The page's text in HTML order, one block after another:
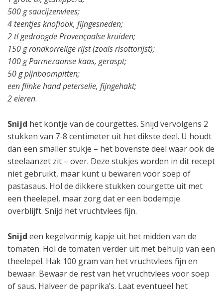
500 g saucijzenvlees;
4 teentjes knoflook, fijngesneden;
2 tl gedroogde Provençaalse kruiden;
150 g rondkorrelige rijst (zoals risottorijst);
100 g Parmezaanse kaas, geraspt;
50 g pijnboompitten;
een flinke hand peterselie, fijngehakt;
2 eieren.
Snijd het kontje van de courgettes. Snijd vervolgens 2
stukken van 7-8 centimeter uit het dikste deel. U houdt
dan een smaller stukje – het bovenste deel waar ook de
steelaanzet zit – over. Deze stukjes worden in dit recept
niet gebruikt, maar kunt u bewaren voor soep of
pastasaus. Hol de dikkere stukken courgette uit met
een theelepel, maar zorg dat er een bodempje
overblijft. Snijd het vruchtvlees fijn.
Snijd een kegelvormig kapje uit het midden van de
tomaten. Hol de tomaten verder uit met behulp van een
theelepel. Hak 100 gram van het vruchtvlees fijn en
bewaar. Bewaar de rest van het vruchtvlees voor soep
of saus. Halveer de paprika’s. Laat eventueel het